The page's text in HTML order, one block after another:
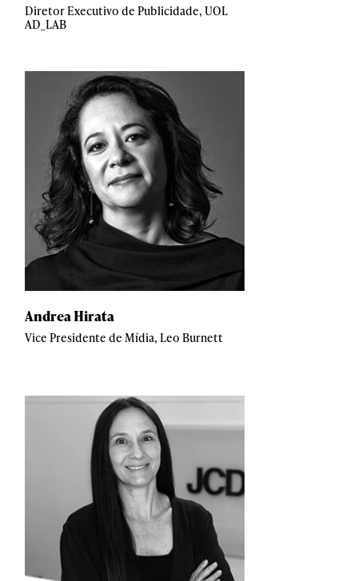
Diretor Executivo de Publicidade, UOL
AD_LAB
Andrea Hirata
Vice Presidente de Mídia, Leo Burnett